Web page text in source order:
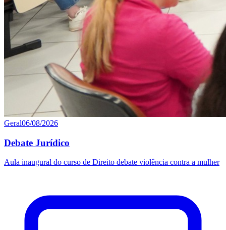
Geral06/08/2026
Debate Jurídico
Aula inaugural do curso de Direito debate violência contra a mulher